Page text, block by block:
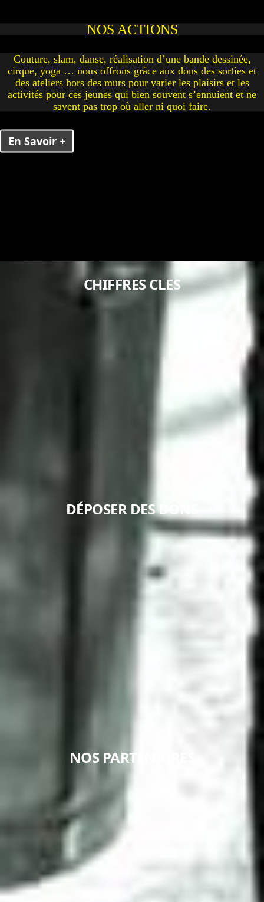
NOS ACTIONS
Couture, slam, danse, réalisation d’une bande dessinée,
cirque, yoga … nous offrons grâce aux dons des sorties et
des ateliers hors des murs pour varier les plaisirs et les
activités pour ces jeunes qui bien souvent s’ennuient et ne
savent pas trop où aller ni quoi faire.
En Savoir +
CHIFFRES CLES
DÉPOSER DES DONS
EN SAVOIR +
NOS PARTENAIRES